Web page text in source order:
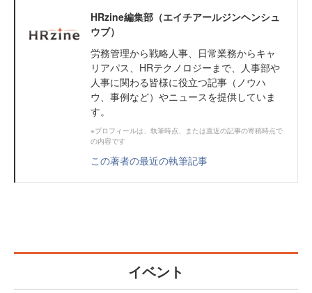
HRzine編集部（エイチアールジンヘンシュ
ウブ）
労務管理から戦略人事、日常業務からキャ
リアパス、HRテクノロジーまで、人事部や
人事に関わる皆様に役立つ記事（ノウハ
ウ、事例など）やニュースを提供していま
す。
※プロフィールは、執筆時点、または直近の記事の寄稿時点で
の内容です
この著者の最近の執筆記事
イベント